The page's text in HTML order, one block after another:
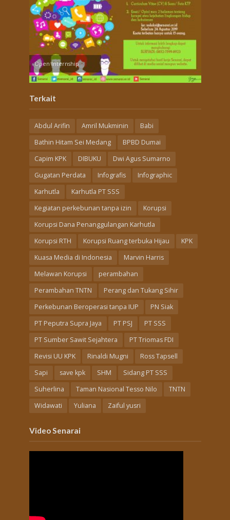
Open Internship
Terkait
Abdul Arifin Amril Mukminin
Babi
Bathin Hitam Sei Medang
BPBD Dumai
Capim KPK
DIBUKU
Dwi Agus Sumarno
Gugatan Perdata
Infografis
Infographic
Karhutla
Karhutla PT SSS
Kegiatan perkebunan tanpa izin
Korupsi
Korupsi Dana Penanggulangan Karhutla
Korupsi RTH
Korupsi Ruang terbuka Hijau
KPK
Kuasa Media di Indonesia
Marvin Harris
Melawan Korupsi
perambahan
Perambahan TNTN
Perang dan Tukang Sihir
Perkebunan Beroperasi tanpa IUP
PN Siak
PT Peputra Supra Jaya
PT PSJ
PT SSS
PT Sumber Sawit Sejahtera
PT Triomas FDI
Revisi UU KPK
Rinaldi Mugni
Ross Tapsell
Sapi
save kpk SHM
Sidang PT SSS
Suherlina
Taman Nasional Tesso Nilo
TNTN
Widawati
Yuliana Zaiful yusri
Video Senarai